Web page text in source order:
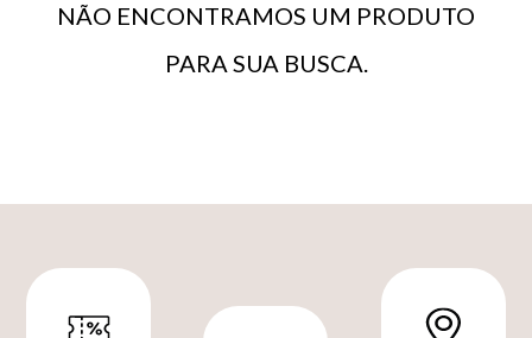
NÃO ENCONTRAMOS UM PRODUTO
PARA SUA BUSCA.